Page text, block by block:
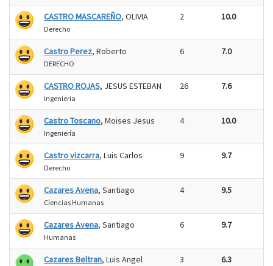
CASTRO MASCAREÑO, OLIVIA
Derecho
2 10.0
Castro Perez, Roberto
DERECHO
6 7.0
CASTRO ROJAS, JESUS ESTEBAN
ingenieria
26 7.6
Castro Toscano, Moises Jesus
Ingeniería
4 10.0
Castro vizcarra, Luis Carlos
Derecho
9 9.7
Cazares Avena, Santiago
Cíencias Humanas
4 9.5
Cazares Avena, Santiago
Humanas
6 9.7
Cazares Beltran, Luis Angel 3 6.3